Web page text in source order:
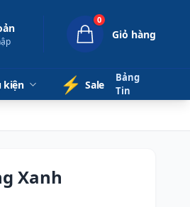
0
Giỏ hàng
kiện ⚡️ Sale
Bảng
Tin
Xanh